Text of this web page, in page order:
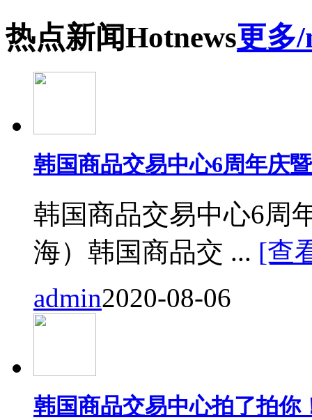
热点新闻Hotnews更多
韩国商品交易中心6周年庆
韩国商品交易中心6周
海）韩国商品交 ... [查
admin2020-08-06
韩国商品交易中心拍了拍你